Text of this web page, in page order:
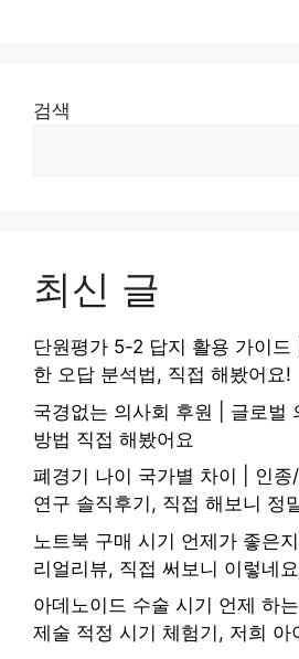
검색
최신 글
단원평가 5-2 답지 활용 가이드
한 오답 분석법, 직접 해봤어요!
국경없는 의사회 후원 | 글로벌
방법 직접 해봤어요
폐경기 나이 국가별 차이 | 인
연구 솔직후기, 직접 해보니 정
노트북 구매 시기 언제가 좋은
리얼리뷰, 직접 써보니 이렇네요
아데노이드 수술 시기 언제 하
제술 적정 시기 체험기, 저희 아